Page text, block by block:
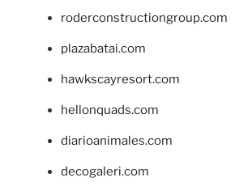
roderconstructiongroup.com
plazabatai.com
hawkscayresort.com
hellonquads.com
diarioanimales.com
decogaleri.com